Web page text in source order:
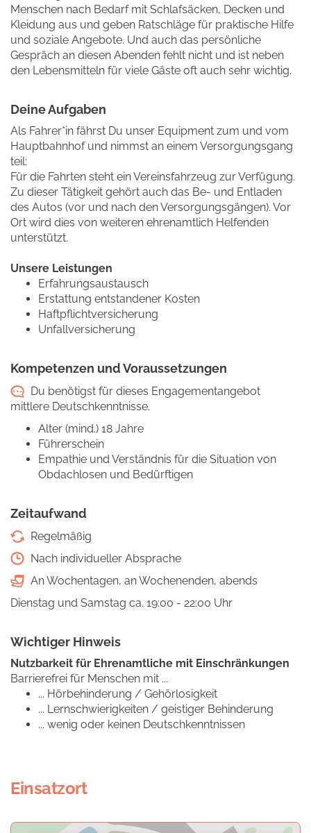
Menschen nach Bedarf mit Schlafsäcken, Decken und
Kleidung aus und geben Ratschläge für praktische Hilfe
und soziale Angebote. Und auch das persönliche
Gespräch an diesen Abenden fehlt nicht und ist neben
den Lebensmitteln für viele Gäste oft auch sehr wichtig.
Deine Aufgaben
Als Fahrer*in fährst Du unser Equipment zum und vom
Hauptbahnhof und nimmst an einem Versorgungsgang
teil:
Für die Fahrten steht ein Vereinsfahrzeug zur Verfügung.
Zu dieser Tätigkeit gehört auch das Be- und Entladen
des Autos (vor und nach den Versorgungsgängen). Vor
Ort wird dies von weiteren ehrenamtlich Helfenden
unterstützt.
Unsere Leistungen
Erfahrungsaustausch
Erstattung entstandener Kosten
Haftpflichtversicherung
Unfallversicherung
Kompetenzen und Voraussetzungen
Du benötigst für dieses Engagementangebot
mittlere Deutschkenntnisse.
Alter (mind.) 18 Jahre
Führerschein
Empathie und Verständnis für die Situation von
Obdachlosen und Bedürftigen
Zeitaufwand
Regelmäßig
Nach individueller Absprache
An Wochentagen, an Wochenenden, abends
Dienstag und Samstag ca. 19:00 - 22:00 Uhr
Wichtiger Hinweis
Nutzbarkeit für Ehrenamtliche mit Einschränkungen
Barrierefrei für Menschen mit ...
... Hörbehinderung / Gehörlosigkeit
... Lernschwierigkeiten / geistiger Behinderung
... wenig oder keinen Deutschkenntnissen
Einsatzort